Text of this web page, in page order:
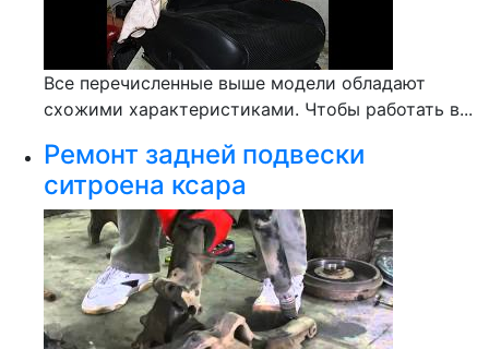
Все перечисленные выше модели обладают
схожими характеристиками. Чтобы работать в...
Ремонт задней подвески
ситроена ксара